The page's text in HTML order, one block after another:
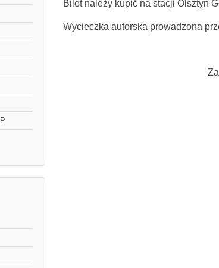
Bilet należy kupić na stacji Olsztyn
Wycieczka autorska prowadzona